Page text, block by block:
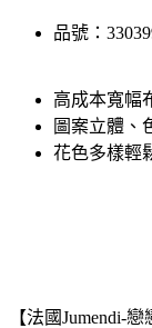
品號：
高成本寬幅
圖案立體、
花色多樣輕
【法國Jumendi-